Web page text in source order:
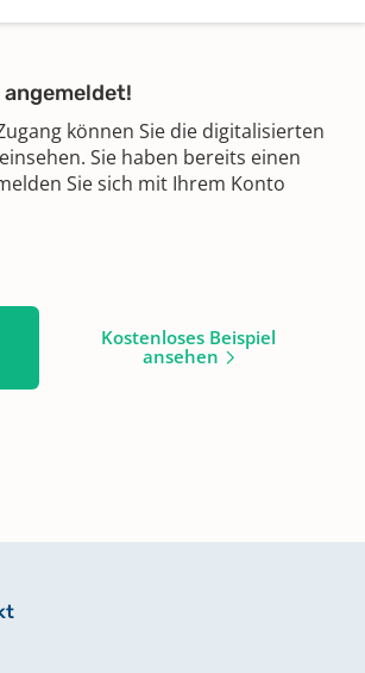
können Sie die digitalisierten
Sie haben bereits einen
Sie sich mit Ihrem Konto
Kostenloses Beispiel
ansehen